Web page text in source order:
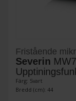
Fristående
Severin
Färg: Svart
Bredd (cm): 44